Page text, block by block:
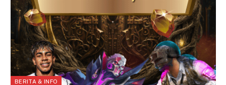
BERITA & INFO